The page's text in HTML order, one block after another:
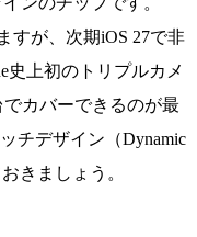
すが、次期iOS 27で非
史上初のトリプルカメ
カバーできるのが最
チデザイン（Dynamic
きましょう。